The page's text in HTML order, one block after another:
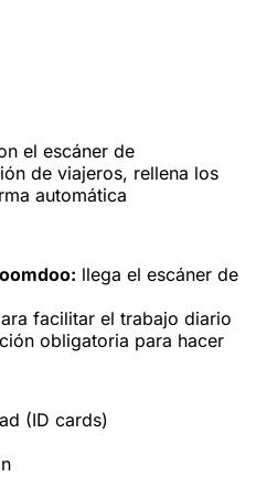
el escáner de
de viajeros, rellena los
automática
llega el escáner de
facilitar el trabajo diario
obligatoria para hacer
(ID cards)